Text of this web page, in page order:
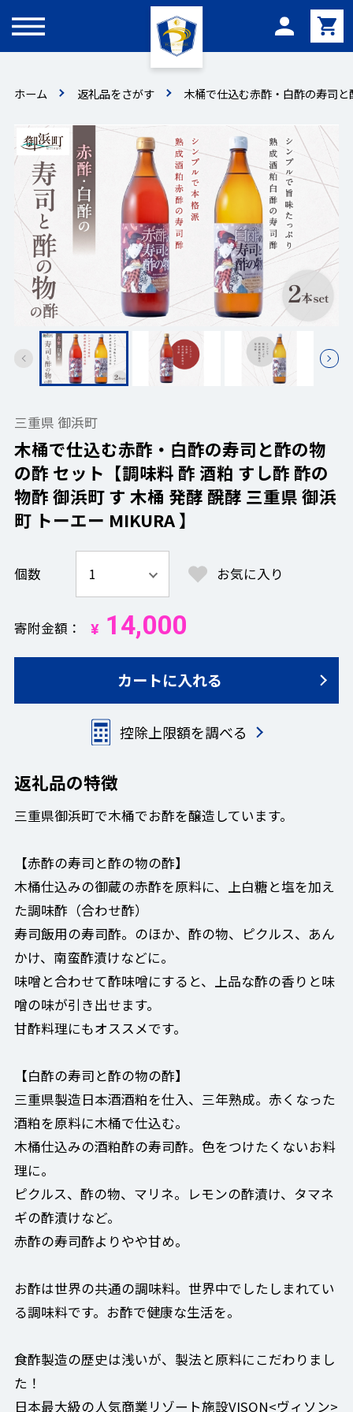
メニュー
ホーム 返礼品をさがす 木桶で仕込む赤酢・白酢の寿司
三重県 御浜町
木桶で仕込む赤酢・白酢の寿司と酢の物
の酢 セット【調味料 酢 酒粕 すし酢 酢の
物酢 御浜町 す 木桶 発酵 醗酵 三重県 御浜
町 トーエー MIKURA 】
個数 お気に入り
寄附金額 ¥14,000
カートに入れる
控除上限額を調べる
返礼品の特徴
三重県御浜町で木桶でお酢を醸造しています。
【赤酢の寿司と酢の物の酢】
木桶仕込みの御蔵の赤酢を原料に、上白糖と塩を加え
た調味酢（合わせ酢）
寿司飯用の寿司酢。のほか、酢の物、ピクルス、あん
かけ、南蛮酢漬けなどに。
味噌と合わせて酢味噌にすると、上品な酢の香りと味
噌の味が引き出せます。
甘酢料理にもオススメです。
【白酢の寿司と酢の物の酢】
三重県製造日本酒酒粕を仕入、三年熟成。赤くなった
酒粕を原料に木桶で仕込む。
木桶仕込みの酒粕酢の寿司酢。色をつけたくないお料
理に。
ピクルス、酢の物、マリネ。レモンの酢漬け、タマネ
ギの酢漬けなど。
赤酢の寿司酢よりやや甘め。
お酢は世界の共通の調味料。世界中でしたしまれてい
る調味料です。お酢で健康な生活を。
食酢製造の歴史は浅いが、製法と原料にこだわりまし
た！
日本最大級の人気商業リゾート施設VISON<ヴィソン>